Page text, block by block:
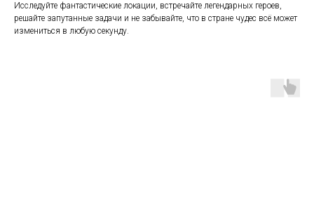
Исследуйте фантастические локации, встречайте легендарных героев,
решайте запутанные задачи и не забывайте, что в стране чудес всё может
измениться в любую секунду.